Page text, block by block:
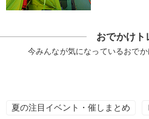
おでかけト
今みんなが気になっているおで
夏の注目イベント・催しまとめ